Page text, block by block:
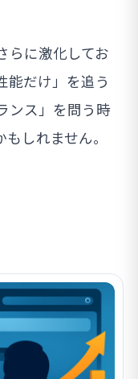
らに激化してお
能だけ」を追う
ンス」を問う時
しれません。